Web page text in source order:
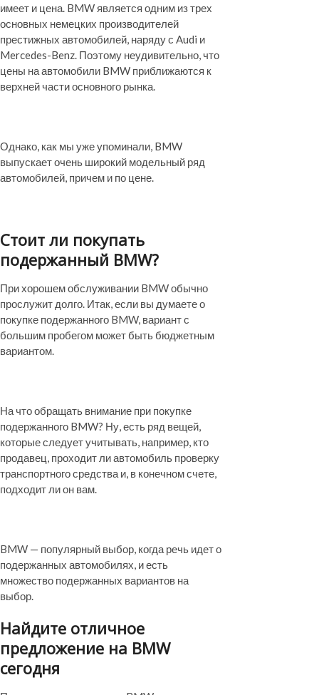
имеет и цена. BMW является одним из трех
основных немецких производителей
престижных автомобилей, наряду с Audi и
Mercedes-Benz. Поэтому неудивительно, что
цены на автомобили BMW приближаются к
верхней части основного рынка.
Однако, как мы уже упоминали, BMW
выпускает очень широкий модельный ряд
автомобилей, причем и по цене.
Стоит ли покупать
подержанный BMW?
При хорошем обслуживании BMW обычно
прослужит долго. Итак, если вы думаете о
покупке подержанного BMW, вариант с
большим пробегом может быть бюджетным
вариантом.
На что обращать внимание при покупке
подержанного BMW? Ну, есть ряд вещей,
которые следует учитывать, например, кто
продавец, проходит ли автомобиль проверку
транспортного средства и, в конечном счете,
подходит ли он вам.
BMW — популярный выбор, когда речь идет о
подержанных автомобилях, и есть
множество подержанных вариантов на
выбор.
Найдите отличное
предложение на BMW
сегодня